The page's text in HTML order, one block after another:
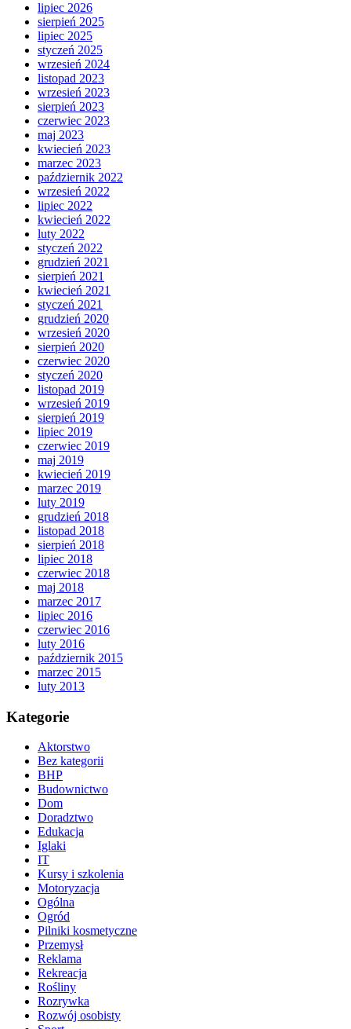
lipiec 2026
sierpień 2025
lipiec 2025
styczeń 2025
wrzesień 2024
listopad 2023
wrzesień 2023
sierpień 2023
czerwiec 2023
maj 2023
kwiecień 2023
marzec 2023
październik 2022
wrzesień 2022
lipiec 2022
kwiecień 2022
luty 2022
styczeń 2022
grudzień 2021
sierpień 2021
kwiecień 2021
styczeń 2021
grudzień 2020
wrzesień 2020
sierpień 2020
czerwiec 2020
styczeń 2020
listopad 2019
wrzesień 2019
sierpień 2019
lipiec 2019
czerwiec 2019
maj 2019
kwiecień 2019
marzec 2019
luty 2019
grudzień 2018
listopad 2018
sierpień 2018
lipiec 2018
czerwiec 2018
maj 2018
marzec 2017
lipiec 2016
czerwiec 2016
luty 2016
październik 2015
marzec 2015
luty 2013
Kategorie
Aktorstwo
Bez kategorii
BHP
Budownictwo
Dom
Doradztwo
Edukacja
Iglaki
IT
Kursy i szkolenia
Motoryzacja
Ogólna
Ogród
Pilniki kosmetyczne
Przemysł
Reklama
Rekreacja
Rośliny
Rozrywka
Rozwój osobisty